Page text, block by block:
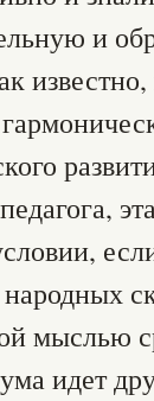
и
мыслью
идет